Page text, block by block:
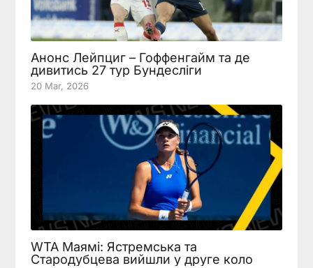
Анонс Лейпциг – Гоффенгайм та де
дивитись 27 тур Бундесліги
20 Mar, 2026
WTA Маямі: Ястремська та
Стародубцева вийшли у друге коло